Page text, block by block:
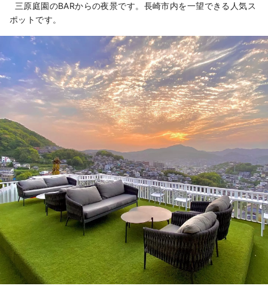
三原庭園のBARからの夜景です。長崎市内を一望できる人気ス
ポットです。